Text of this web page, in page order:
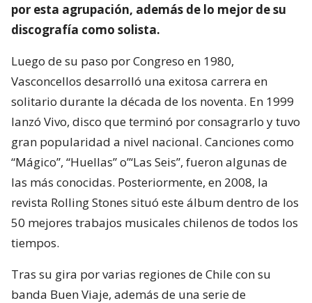
por esta agrupación, además de lo mejor de su
discografía como solista.
Luego de su paso por Congreso en 1980, ​
Vasconcellos ​desarrolló una exitosa carrera en
solitario ​durante la década de los noventa. En 1999
lanzó Vivo, disco que terminó por consagrarlo y tuvo
gran popularidad a nivel nacional. Canciones como
“Mágico”, “Huellas” o”‘Las Seis”, fueron algunas de
las más conocidas. Posteriormente, en 2008, la
revista Rolling Stones situó este álbum dentro de los
50 mejores trabajos musicales chilenos de todos los
tiempos.
Tras su gira por varias regiones de Chile con su
banda Buen Viaje, además de una serie de